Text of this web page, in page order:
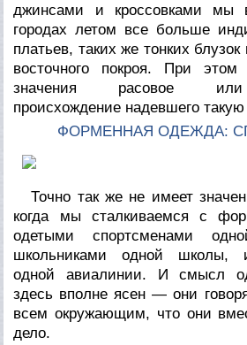
джинсами и кроссовками мы
городах летом все больше
платьев, таких же тонких
восточного покроя. При
значения расовое или
происхождение надевшего
ФОРМЕННАЯ ОДЕЖДА:
Точно так же не имеет
когда мы сталкиваемся с
одетыми спортсменами
школьниками одной школы,
одной авиалинии. И смысл
здесь вполне ясен — они
всем окружающим, что они
дело.